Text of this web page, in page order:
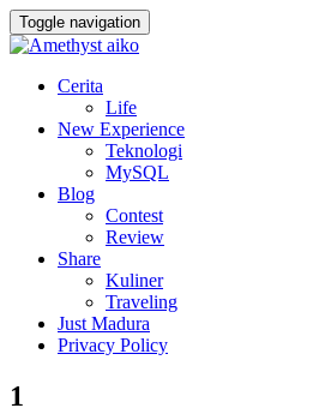
Toggle navigation
Cerita
Life
New Experience
Teknologi
MySQL
Blog
Contest
Review
Share
Kuliner
Traveling
Just Madura
Privacy Policy
1